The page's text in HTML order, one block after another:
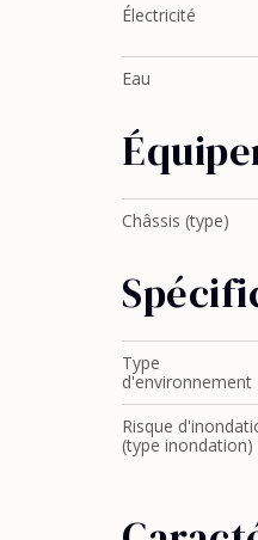
Électricité
Eau
Châssis (type)
Type
d'environnement
Risque
(type inondation)